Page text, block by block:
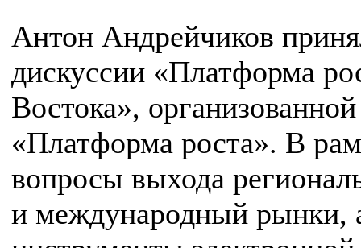
Антон Андрейчиков
дискуссии «Платформа
Востока»,
«Платформа роста». В
вопросы выхода
и международный рынки,